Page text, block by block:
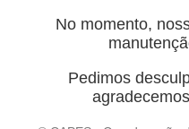
No momento,
Pedimos